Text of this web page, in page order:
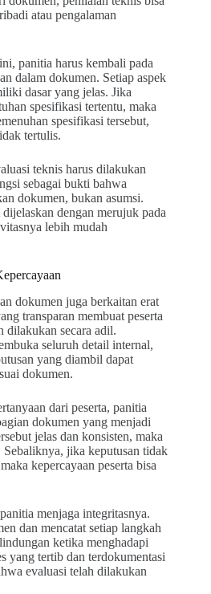
atau pengalaman
panitia harus kembali pada
dalam dokumen. Setiap aspek
dasar yang jelas. Jika
spesifikasi tertentu, maka
spesifikasi tersebut,
tertulis.
teknis harus dilakukan
sebagai bukti bahwa
dokumen, bukan asumsi.
dengan merujuk pada
lebih mudah
dokumen juga berkaitan erat
transparan membuat peserta
dilakukan secara adil.
seluruh detail internal,
yang diambil dapat
dokumen.
dari peserta, panitia
dokumen yang menjadi
jelas dan konsisten, maka
jika keputusan tidak
kepercayaan peserta bisa
menjaga integritasnya.
dan mencatat setiap langkah
ketika menghadapi
yang tertib dan terdokumentasi
evaluasi telah dilakukan